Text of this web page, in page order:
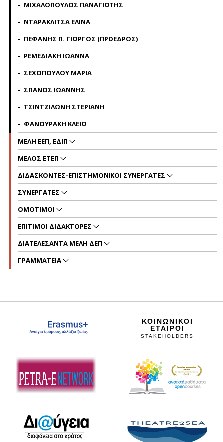
ΜΙΧΑΛΟΠΟΥΛΟΣ ΠΑΝΑΓΙΩΤΗΣ
ΝΤΑΡΑΚΛΙΤΣΑ ΕΛΙΝΑ
ΠΕΦΑΝΗΣ Π. ΓΙΩΡΓΟΣ (ΠΡΟΕΔΡΟΣ)
ΡΕΜΕΔΙΑΚΗ ΙΩΑΝΝΑ
ΣΕΧΟΠΟΥΛΟΥ ΜΑΡΙΑ
ΣΠΑΝΟΣ ΙΩΑΝΝΗΣ
ΤΣΙΝΤΖΙΛΩΝΗ ΣΤΕΡΙΑΝΗ
ΦΑΝΟΥΡΑΚΗ ΚΛΕΙΩ
ΜΕΛΗ ΕΕΠ, ΕΔΙΠ
ΜΕΛΟΣ ΕΤΕΠ
ΔΙΔΑΣΚΟΝΤΕΣ-ΕΠΙΣΤΗΜΟΝΙΚΟΙ ΣΥΝΕΡΓΑΤΕΣ
ΣΥΝΕΡΓΑΤΕΣ
ΟΜΟΤΙΜΟΙ
ΕΠΙΤΙΜΟΙ ΔΙΔΑΚΤΟΡΕΣ
ΔΙΑΤΕΛΕΣΑΝΤΑ ΜΕΛΗ ΔΕΠ
ΓΡΑΜΜΑΤΕΙΑ
ΚΟΙΝΩΝΙΚΟΙ
ΕΤΑΙΡΟΙ
STAKEHOLDERS